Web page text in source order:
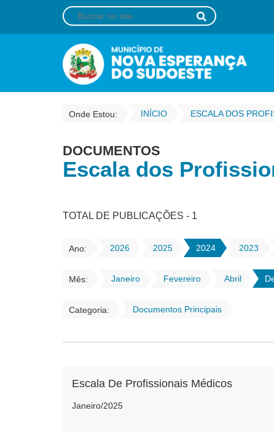
Onde Estou: INÍCIO
DOCUMENTOS
Escala dos
TOTAL DE PUBLICAÇÕES - 1
Ano: 2026 2025 2024 2023
Mês: Janeiro Fevereiro Abril
Categoria: Documentos Principais
Escala De Profissionais Médicos
Janeiro/2025